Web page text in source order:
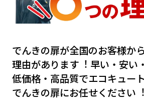
でんきの扉が全国のお客様か
理由があります︕ 早い・安い
低価格・⾼品質でエコキュー
でんきの扉にお任せください︕